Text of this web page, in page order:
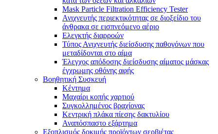
Mask Particle Filtration Efficiency Tester
Ανιχνευτής περιεκτικότητας σε διοξείδιο του
άνθρακα σε εισπνεόμενο αέριο
Ελεγκτής διαρροών
Τύπος Ανιχνευτής διείσδυσης παθογόνων που
μεταδίδονται στο αίμα
Έλεγχος απόδοσης διείσδυσης αίματος μάσκας
έγχρωμης οθόνης αφής
Βοηθητική Συσκευή
Κέντημα
Μαχαίρι κοπής χαρτιού
Συγκολλημένος βραχίονας
Κεντρική πλάκα πίεσης δακτυλίου
Αναπόσπαστο εξάρτημα
Εξοπλισμός δοκιμής προϊόντων σερβιέτας